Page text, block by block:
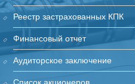
Реестр застрахованных КПК
Финансовый отчет
Аудиторское заключение